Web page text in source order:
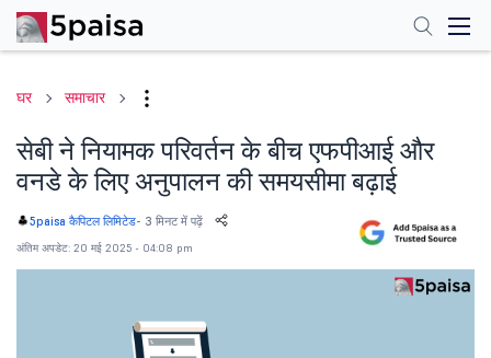
घर समाचार
सेबी ने नियामक परिवर्तन के बीच एफपीआई और
वनडे के लिए अनुपालन की समयसीमा बढ़ाई
5paisa कैपिटल लिमिटेड- 3 मिनट में पढ़ें
अंतिम अपडेट: 20 मई 2025 - 04:08 pm